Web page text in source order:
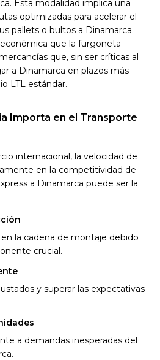
Esta modalidad implica una
optimizadas para acelerar el
pallets o bultos a Dinamarca.
que la furgoneta
que, sin ser críticas al
a Dinamarca en plazos más
LTL estándar.
Importa en el Transporte
internacional, la velocidad de
en la competitividad de
a Dinamarca puede ser la
la cadena de montaje debido
crucial.
y superar las expectativas
a demandas inesperadas del